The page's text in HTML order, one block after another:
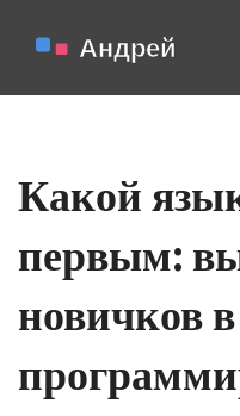
Какой
первым:
новичков в